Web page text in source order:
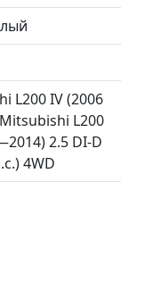
L200 IV (2006
L200
2.5 DI-D
4WD